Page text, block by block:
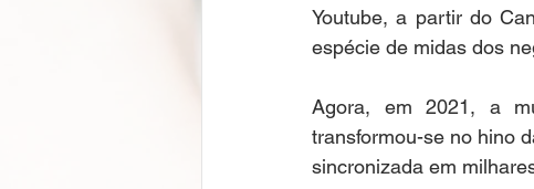
Youtube, a partir do
espécie de midas dos
Agora, em 2021, a
transformou-se no hino
sincronizada em